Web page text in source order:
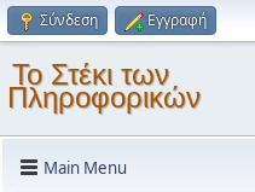
Σύνδεση Εγγραφή
Το Στέκι των
Πληροφορικών
Main Menu